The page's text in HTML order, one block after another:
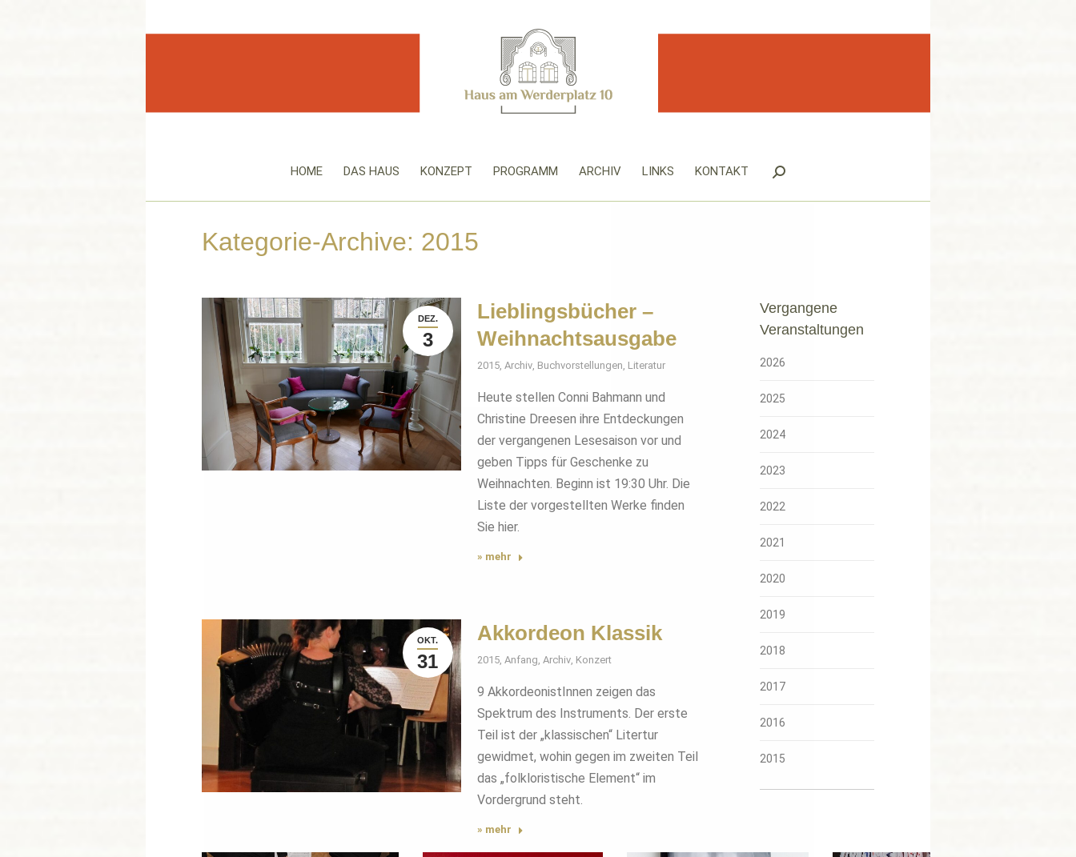
HOME DAS HAUS KONZEPT PROGRAMM ARCHIV LINKS KONTAKT Search:
Kategorie-Archive: 2015
DEZ.
3
Lieblingsbücher –
Weihnachtsausgabe
2015, Archiv, Buchvorstellungen, Literatur
Heute stellen Conni Bahmann und
Christine Dreesen ihre Entdeckungen
der vergangenen Lesesaison vor und
geben Tipps für Geschenke zu
Weihnachten. Beginn ist 19:30 Uhr. Die
Liste der vorgestellten Werke finden
Sie hier.
» mehr
OKT.
31
Akkordeon Klassik
2015, Anfang, Archiv, Konzert
9 AkkordeonistInnen zeigen das
Spektrum des Instruments. Der erste
Teil ist der „klassischen“ Litertur
gewidmet, wohin gegen im zweiten Teil
das „folkloristische Element“ im
Vordergrund steht.
» mehr
Vergangene
Veranstaltungen
2026
2025
2024
2023
2022
2021
2020
2019
2018
2017
2016
2015